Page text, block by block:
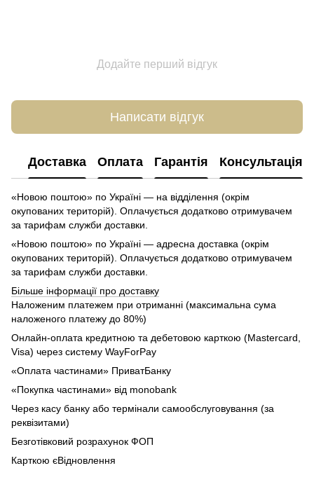
Додайте перший відгук
Написати відгук
Доставка Оплата Гарантія Консультація
«Новою поштою» по Україні — на відділення (окрім
окупованих територій). Оплачується додатково отримувачем
за тарифам служби доставки.
«Новою поштою» по Україні — адресна доставка (окрім
окупованих територій). Оплачується додатково отримувачем
за тарифам служби доставки.
Більше інформації про доставку
Наложеним платежем при отриманні (максимальна сума
наложеного платежу до 80%)
Онлайн-оплата кредитною та дебетовою карткою (Mastercard,
Visa) через систему WayForPay
«Оплата частинами» ПриватБанку
«Покупка частинами» від monobank
Через касу банку або термінали самообслуговування (за
реквізитами)
Безготівковий розрахунок ФОП
Карткою єВідновлення